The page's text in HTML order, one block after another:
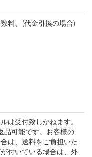
料、(代金引換の場合)
は受付致しかねます。
品可能です。お客様の
は、送料をご負担いた
付いている場合は、外